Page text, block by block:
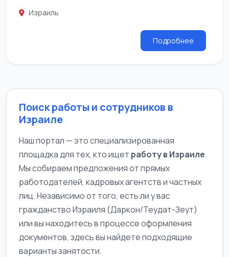
Израиль
Подробнее
Поиск работы и сотрудников в
Израиле
Наш портал — это специализированная
площадка для тех, кто ищет работу в Израиле.
Мы собираем предложения от прямых
работодателей, кадровых агентств и частных
лиц. Независимо от того, есть ли у вас
гражданство Израиля (Даркон/Теудат-Зеут)
или вы находитесь в процессе оформления
документов, здесь вы найдете подходящие
варианты занятости.